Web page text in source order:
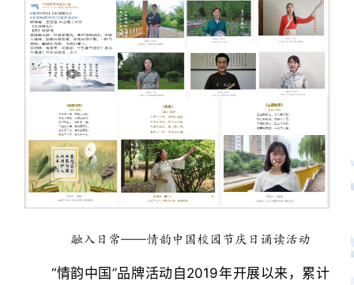
融入日常——情韵中国校园节庆日诵读活动
“情韵中国”品牌活动自2019年开展以来，累计